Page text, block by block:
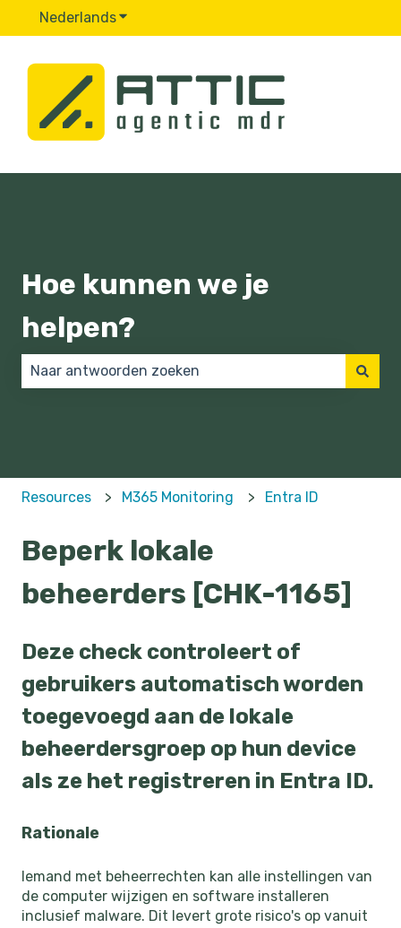
NederlandsSubmenu tonen voor vertalingen
Hoe kunnen we je
helpen?
Resources M365 Monitoring Entra ID
Beperk lokale
beheerders [CHK-1165]
Deze check controleert of
gebruikers automatisch worden
toegevoegd aan de lokale
beheerdersgroep op hun device
als ze het registreren in Entra ID.
Rationale
Iemand met beheerrechten kan alle instellingen van
de computer wijzigen en software installeren
inclusief malware. Dit levert grote risico's op vanuit